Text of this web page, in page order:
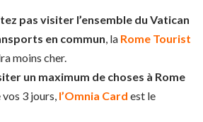
pas visiter l’ensemble du Vatican
en commun , la Rome Tourist
moins cher.
un maximum de choses à Rome
3 jours, l’Omnia Card est le